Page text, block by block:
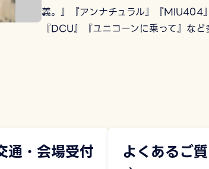
義。』『アンナチュラル』『MIU404
『DCU』『ユニコーンに乗って』な
通・会場受付 よくあるご